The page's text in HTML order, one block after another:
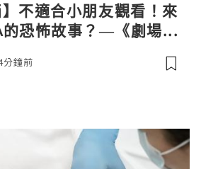
】不適合小朋友觀看！來
恐怖故事？—《劇場版
島的秘密》
分鐘前